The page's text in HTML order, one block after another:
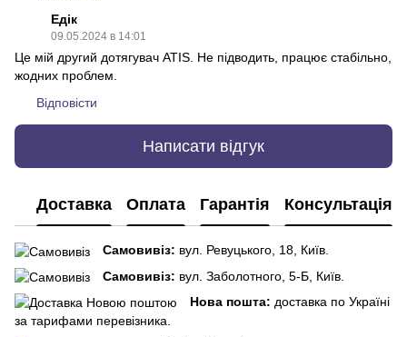
Едік
09.05.2024 в 14:01
Це мій другий дотягувач ATIS. Не підводить, працює стабільно,
жодних проблем.
Відповісти
Написати відгук
Доставка Оплата Гарантія Консультація
Самовивіз: вул. Ревуцького, 18, Київ.
Самовивіз: вул. Заболотного, 5-Б, Київ.
Нова пошта: доставка по Україні
за тарифами перевізника.